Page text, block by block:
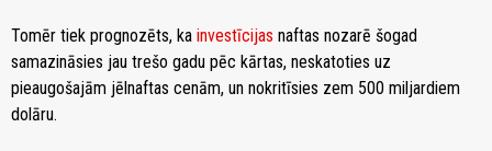
Tomēr tiek prognozēts, ka investīcijas naftas nozarē šogad
samazināsies jau trešo gadu pēc kārtas, neskatoties uz
pieaugošajām jēlnaftas cenām, un nokritīsies zem 500 miljardiem
dolāru.